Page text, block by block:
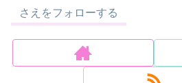
さえをフォローする